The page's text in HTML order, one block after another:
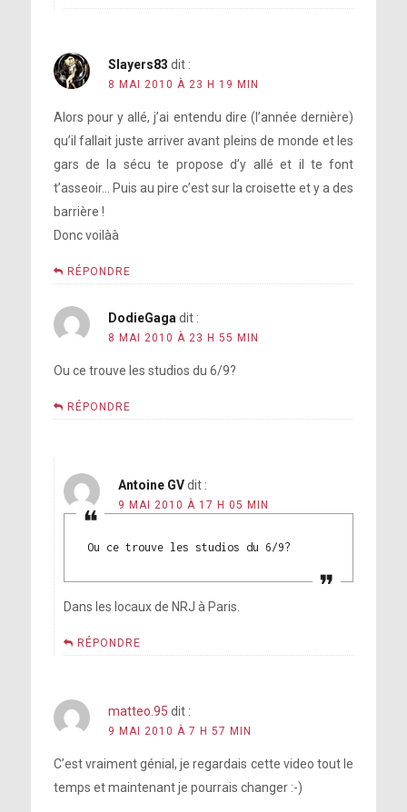
Slayers83 dit :
8 MAI 2010 À 23 H 19 MIN
Alors pour y allé, j’ai entendu dire (l’année dernière)
qu’il fallait juste arriver avant pleins de monde et les
gars de la sécu te propose d’y allé et il te font
t’asseoir… Puis au pire c’est sur la croisette et y a des
barrière !
Donc voilàà
RÉPONDRE
DodieGaga dit :
8 MAI 2010 À 23 H 55 MIN
Ou ce trouve les studios du 6/9?
RÉPONDRE
Antoine GV dit :
9 MAI 2010 À 17 H 05 MIN
Ou ce trouve les studios du 6/9?
Dans les locaux de NRJ à Paris.
RÉPONDRE
matteo.95 dit :
9 MAI 2010 À 7 H 57 MIN
C’est vraiment génial, je regardais cette video tout le
temps et maintenant je pourrais changer :-)